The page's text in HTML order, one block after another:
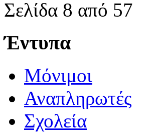
Σελίδα 8 από 57
Έντυπα
Μόνιμοι
Αναπληρωτές
Σχολεία